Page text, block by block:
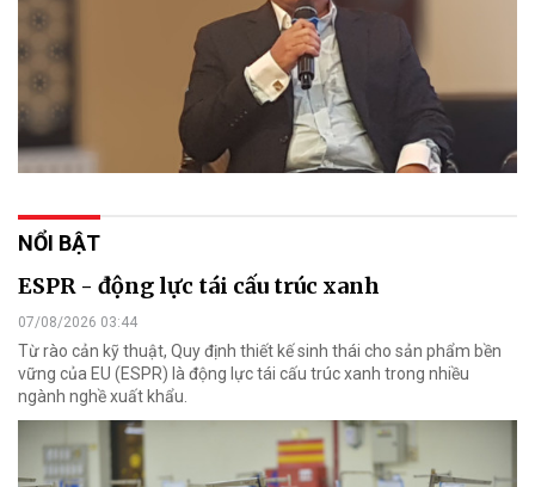
NỔI BẬT
ESPR - động lực tái cấu trúc xanh
07/08/2026 03:44
Từ rào cản kỹ thuật, Quy định thiết kế sinh thái cho sản phẩm bền
vững của EU (ESPR) là động lực tái cấu trúc xanh trong nhiều
ngành nghề xuất khẩu.